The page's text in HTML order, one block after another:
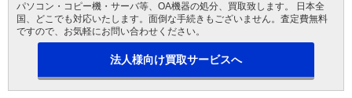
パソコン・コピー機・サーバ等、OA機器の処分、買取致します。 日本全
国、どこでも対応いたします。面倒な手続きもございません。査定費無料
ですので、お気軽にお問い合わせください。
法人様向け買取サービスへ